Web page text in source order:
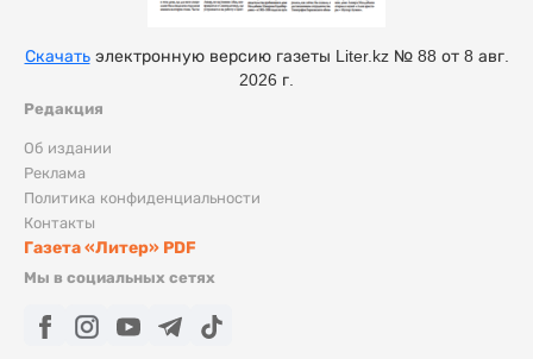
Редакция
Об издании
Реклама
Политика конфиденциальности
Контакты
Газета «Литер» PDF
Мы в социальных сетях
Скачатьэлектронную версию газеты Liter.kz № 88 от 8 авг.
2026 г.